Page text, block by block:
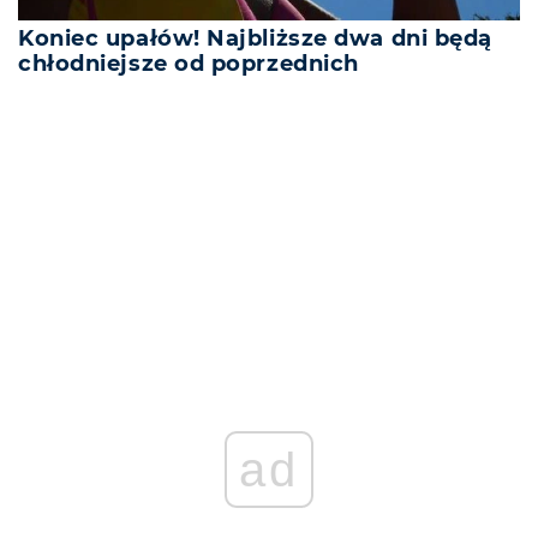
Koniec upałów! Najbliższe dwa dni będą
chłodniejsze od poprzednich